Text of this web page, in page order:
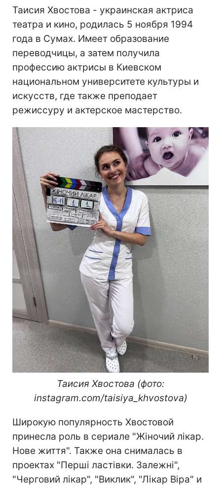
Таисия Хвостова - украинская актриса
театра и кино, родилась 5 ноября 1994
года в Сумах. Имеет образование
переводчицы, а затем получила
профессию актрисы в Киевском
национальном университете культуры и
искусств, где также преподает
режиссуру и актерское мастерство.
Таисия Хвостова (фото:
instagram.com/taisiya_khvostova)
Широкую популярность Хвостовой
принесла роль в сериале "Жіночий лікар.
Нове життя". Также она снималась в
проектах "Перші ластівки. Залежні",
"Черговий лікар", "Виклик", "Лікар Віра" и